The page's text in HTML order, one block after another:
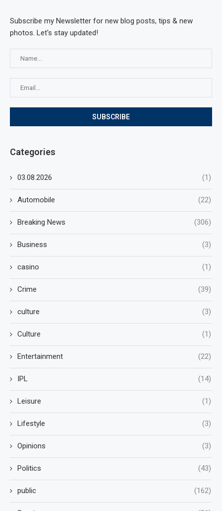
Subscribe my Newsletter for new blog posts, tips & new
photos. Let's stay updated!
Categories
03.08.2026 (1)
Automobile (22)
Breaking News (306)
Business (3)
casino (1)
Crime (39)
culture (3)
Culture (1)
Entertainment (22)
IPL (14)
Leisure (1)
Lifestyle (3)
Opinions (3)
Politics (43)
public (162)